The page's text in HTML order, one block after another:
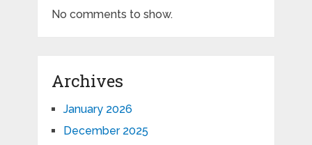
No comments to show.
Archives
January 2026
December 2025